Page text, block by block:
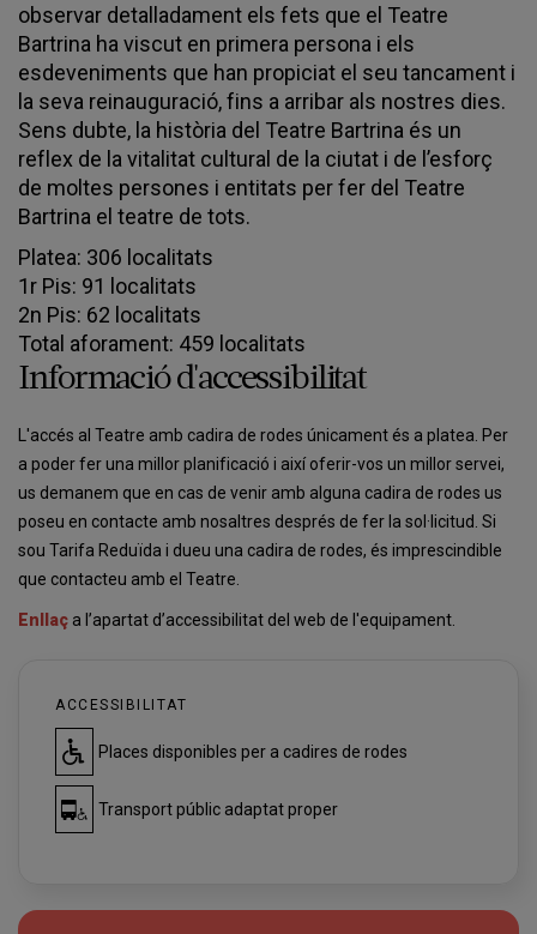
observar detalladament els fets que el Teatre
Bartrina ha viscut en primera persona i els
esdeveniments que han propiciat el seu tancament i
la seva reinauguració, fins a arribar als nostres dies.
Sens dubte, la història del Teatre Bartrina és un
reflex de la vitalitat cultural de la ciutat i de l’esforç
de moltes persones i entitats per fer del Teatre
Bartrina el teatre de tots.
Platea: 306 localitats
1r Pis: 91 localitats
2n Pis: 62 localitats
Total aforament: 459 localitats
Informació d'accessibilitat
L'accés al Teatre amb cadira de rodes únicament és a platea. Per
a poder fer una millor planificació i així oferir-vos un millor servei,
us demanem que en cas de venir amb alguna cadira de rodes us
poseu en contacte amb nosaltres després de fer la sol·licitud. Si
sou Tarifa Reduïda i dueu una cadira de rodes, és imprescindible
que contacteu amb el Teatre.
Enllaç a l’apartat d’accessibilitat del web de l'equipament.
ACCESSIBILITAT
Places disponibles per a cadires de rodes
Transport públic adaptat proper